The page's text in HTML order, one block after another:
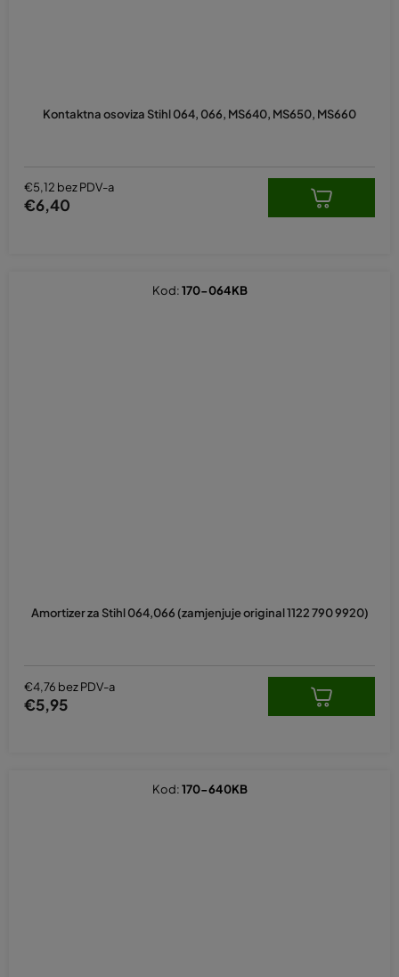
Kontaktna osoviza Stihl 064, 066, MS640, MS650, MS660
€5,12 bez PDV-a
€6,40
Amortizer za Stihl 064,066 (zamjenjuje original 1122 790 9920)
€4,76 bez PDV-a
€5,95
Kod:170-064KB
Kod:170-640KB